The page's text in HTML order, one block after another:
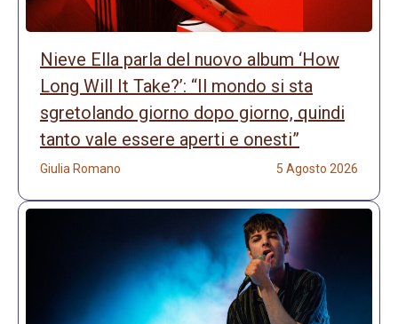
Nieve Ella parla del nuovo album ‘How
Long Will It Take?’: “Il mondo si sta
sgretolando giorno dopo giorno, quindi
tanto vale essere aperti e onesti”
Giulia Romano 5 Agosto 2026